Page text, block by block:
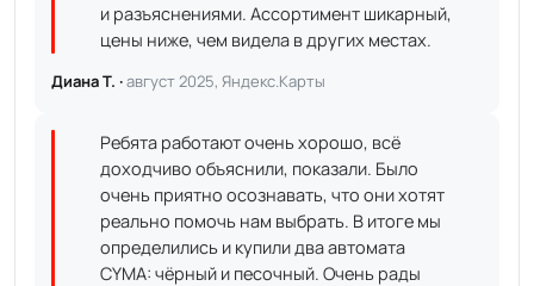
и разъяснениями. Ассортимент шикарный,
цены ниже, чем видела в других местах.
Диана Т. ·август 2025, Яндекс.Карты
Ребята работают очень хорошо, всё
доходчиво объяснили, показали. Было
очень приятно осознавать, что они хотят
реально помочь нам выбрать. В итоге мы
определились и купили два автомата
CYMA: чёрный и песочный. Очень рады